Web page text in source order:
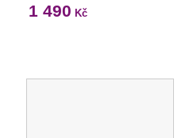
1 490 Kč